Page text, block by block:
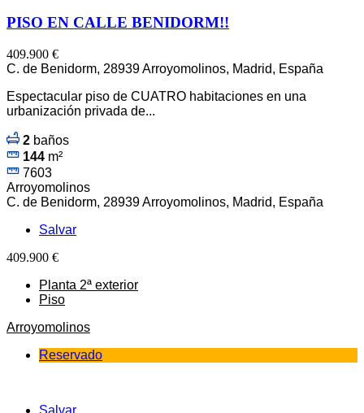
PISO EN CALLE BENIDORM!!
409.900 €
C. de Benidorm, 28939 Arroyomolinos, Madrid, España
Espectacular piso de CUATRO habitaciones en una
urbanización privada de...
2 baños
144 m²
7603
Arroyomolinos
C. de Benidorm, 28939 Arroyomolinos, Madrid, España
Salvar
409.900 €
Planta 2ª exterior
Piso
Arroyomolinos
Reservado
Salvar